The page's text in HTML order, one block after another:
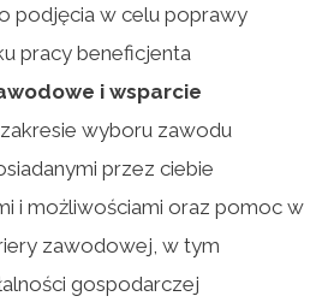
podjęcia w celu poprawy
pracy beneficjenta
i wsparcie
wyboru zawodu
przez ciebie
i możliwościami oraz pomoc w
zawodowej, w tym
gospodarczej